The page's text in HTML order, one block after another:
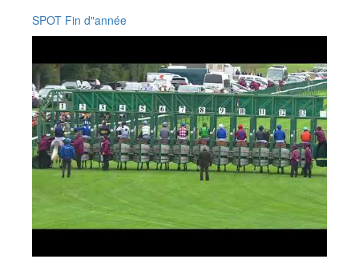
SPOT Fin d"année